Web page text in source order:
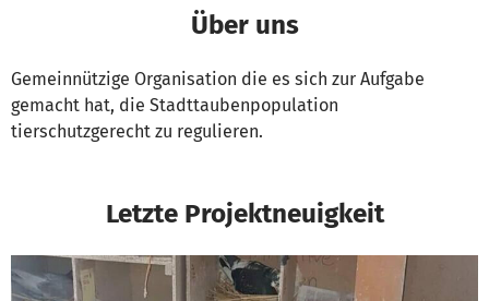
Über uns
Gemeinnützige Organisation die es sich zur Aufgabe
gemacht hat, die Stadttaubenpopulation
tierschutzgerecht zu regulieren.
Letzte Projektneuigkeit